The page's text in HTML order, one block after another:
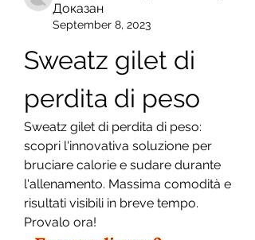
Доказан
September 8, 2023
Sweatz gilet di
perdita di peso
Sweatz gilet di perdita di peso:
scopri l'innovativa soluzione per
bruciare calorie e sudare durante
l'allenamento. Massima comodità e
risultati visibili in breve tempo.
Provalo ora!